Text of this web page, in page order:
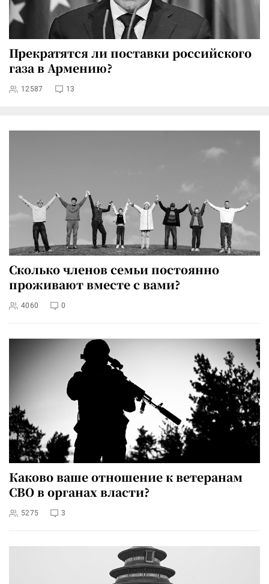
Прекратятся ли поставки российского
газа в Армению?
12587 13
Сколько членов семьи постоянно
проживают вместе с вами?
4060 0
Каково ваше отношение к ветеранам
СВО в органах власти?
5275 3